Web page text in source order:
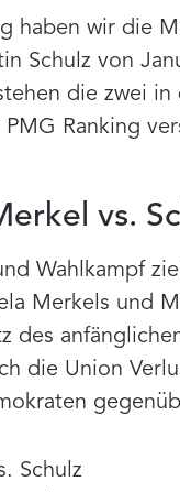
haben wir die
Schulz von
die zwei
Ranking
vs.
Wahlkampf
Merkels und
des
die Union
Schulz